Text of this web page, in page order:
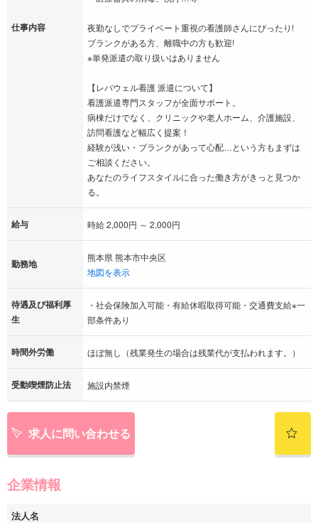
仕事内容
夜勤なしでプライベート重視の看護師さんにぴったり!
ブランクがある方、離職中の方も歓迎!
※単発派遣の取り扱いはありません
【レバウェル看護 派遣について】
看護派遣専門スタッフが全面サポート。
病棟だけでなく、クリニックや老人ホーム、介護施設、
訪問看護など幅広く提案！
経験が浅い・ブランクがあって心配…という方もまずは
ご相談ください。
あなたのライフスタイルに合った働き方がきっと見つか
る。
給与 時給 2,000円 ～ 2,000円
勤務地
熊本県 熊本市中央区
地図を表示
待遇及び福利厚
生
・社会保険加入可能・有給休暇取得可能・交通費支給※一
部条件あり
時間外労働 ほぼ無し（残業発生の場合は残業代が支払われます。）
受動喫煙防止法 施設内禁煙
求人に問い合わせる
企業情報
法人名